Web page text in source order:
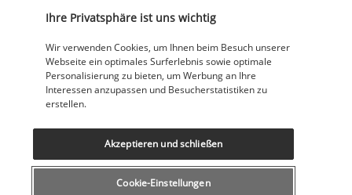
Unterstützung bei der Tourenplanung/beim Ticketerwerb
Windsurfen in der Nähe
Wäscherei
Einrichtungen
Fitnesseinrichtungen
Full-Service-Wellnessbereich
Kinderbecken
Wellnessangebote vor Ort
Ihre Privatsphäre ist uns wichtig
Wir verwenden Cookies, um Ihnen beim Besuch unserer
Webseite ein optimales Surferlebnis sowie optimale
Personalisierung zu bieten, um Werbung an Ihre
Interessen anzupassen und Besucherstatistiken zu
erstellen.
Cookie-Einstellungen
Akzeptieren und schließen